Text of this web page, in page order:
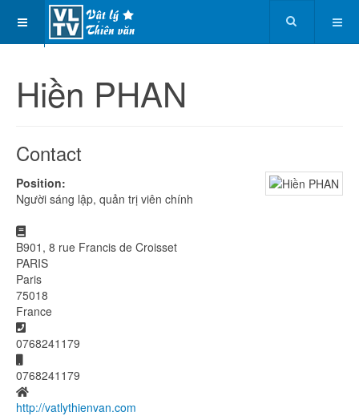
Hiền PHAN
Contact
Position:
Người sáng lập, quản trị viên chính
Address
B901, 8 rue Francis de Croisset
PARIS
Paris
75018
France
Phone
0768241179
Mobile
0768241179
Website
http://vatlythienvan.com